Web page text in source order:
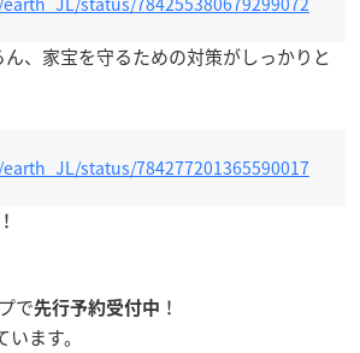
、家宝を守るための対策がしっかりと
status/784277201365590017
で先行予約受付中 ！
ます。